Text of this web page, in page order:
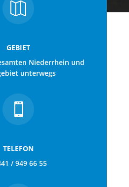

GEBIET
Niederrhein und
unterwegs

TELEFON
/ 949 66 55